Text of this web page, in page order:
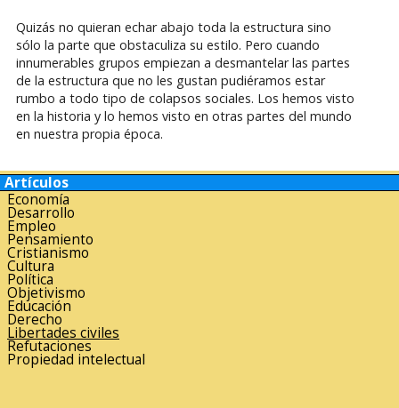
Quizás no quieran echar abajo toda la estructura sino
sólo la parte que obstaculiza su estilo. Pero cuando
innumerables grupos empiezan a desmantelar las partes
de la estructura que no les gustan pudiéramos estar
rumbo a todo tipo de colapsos sociales. Los hemos visto
en la historia y lo hemos visto en otras partes del mundo
en nuestra propia época.
Artículos
Economía
Desarrollo
Empleo
Pensamiento
Cristianismo
Cultura
Política
Objetivismo
Educación
Derecho
Libertades civiles
Refutaciones
Propiedad intelectual